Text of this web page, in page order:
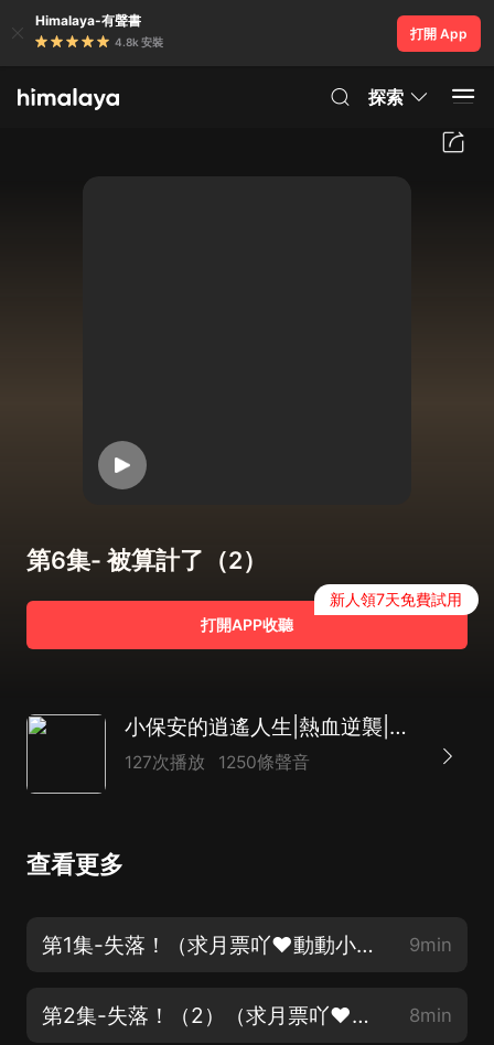
Himalaya-有聲書
4.8k 安裝
打開 App
探索
第6集- 被算計了（2）
打開APP收聽
新人領7天免費試用
小保安的逍遙人生|熱血逆襲|扮豬吃虎|打臉|精品劇
127次播放 1250條聲音
查看更多
第1集-失落！（求月票吖❤動動小手支持一下~） 9min
第2集-失落！（2）（求月票吖❤動動小手支持一下~） 8min